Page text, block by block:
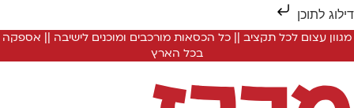
לתוכן
מגוון עצום לכל תקציב || כל הכסאות מורכבים ומוכנים לישיבה || אספקה
בכל הארץ